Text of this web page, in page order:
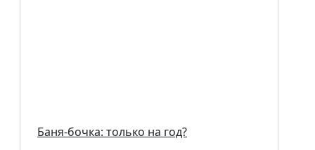
Баня-бочка: только на год?